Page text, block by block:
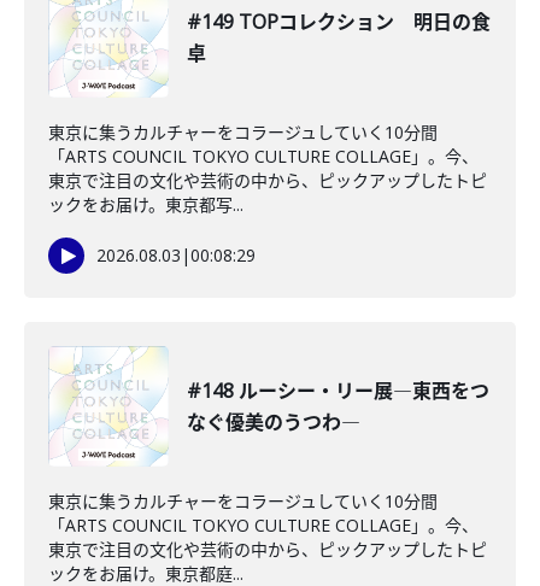
#149 TOPコレクション 明日の食
卓
東京に集うカルチャーをコラージュしていく10分間
「ARTS COUNCIL TOKYO CULTURE COLLAGE」。今、
東京で注目の文化や芸術の中から、ピックアップしたトピ
ックをお届け。東京都写...
2026.08.03 |00:08:29
#148 ルーシー・リー展―東西をつ
なぐ優美のうつわ―
東京に集うカルチャーをコラージュしていく10分間
「ARTS COUNCIL TOKYO CULTURE COLLAGE」。今、
東京で注目の文化や芸術の中から、ピックアップしたトピ
ックをお届け。東京都庭...